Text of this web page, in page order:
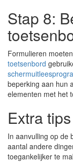
Stap 8:
Formulieren
toetsenbord
beperking aan hun
elementen met het
Extra tips
In aanvulling op de
aantal andere
toegankelijker te